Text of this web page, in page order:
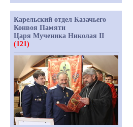
Карельский отдел Казачьего
Конвоя Памяти
Царя Мученика Николая II
(121)